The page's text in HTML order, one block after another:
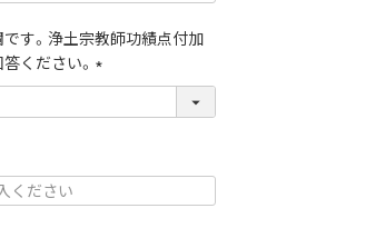
す。浄土宗教師功績点付加
ください。
必